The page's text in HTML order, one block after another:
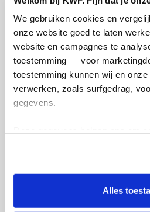
We gebruiken cookies en
onze website goed te laten
website en campagnes te
toestemming — voor
toestemming kunnen wij en
verwerken, zoals surfgedrag,
gegevens.
tonen. Je kunt je toestemming
intrekken via Cookie instellingen
lijst met cookies is te vinden in
Alles
Mijn afstandsdoel